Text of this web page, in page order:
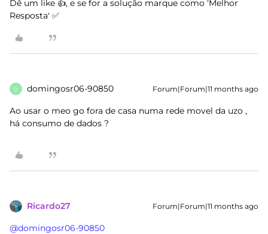
Dê um like 👍, e se for a solução marque como 'Melhor
Resposta' ✅
D domingosr06-90850 Forum|Forum|11 months ago
Ao usar o meo go fora de casa numa rede movel da uzo ,
há consumo de dados ?
Ricardo27 Forum|Forum|11 months ago
@domingosr06-90850